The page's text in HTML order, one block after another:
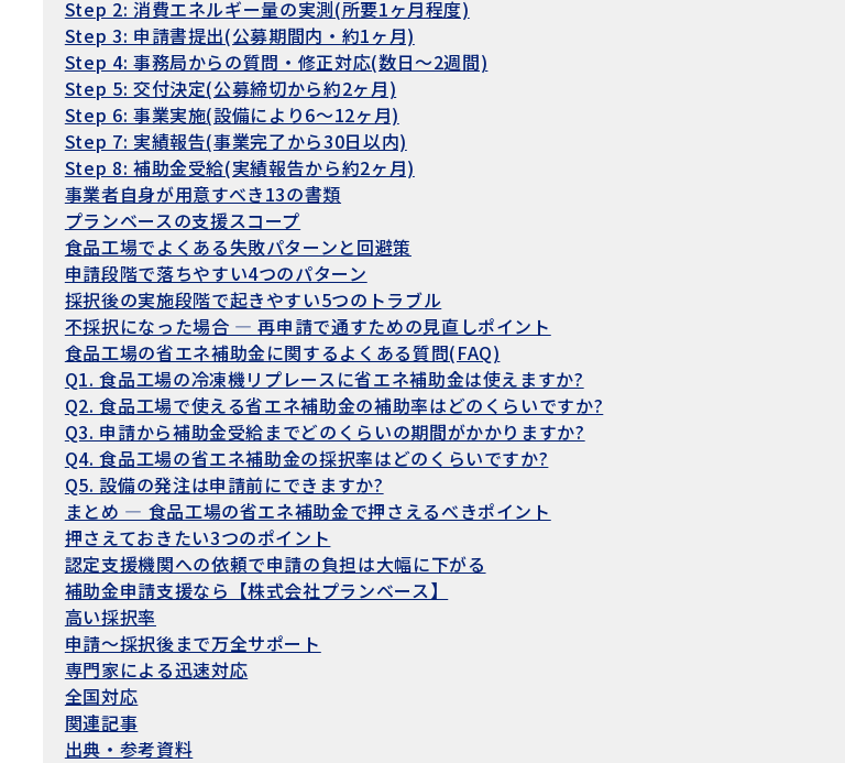
Step 2: 消費エネルギー量の実測(所要1ヶ月程度)
Step 3: 申請書提出(公募期間内・約1ヶ月)
Step 4: 事務局からの質問・修正対応(数日〜2週間)
Step 5: 交付決定(公募締切から約2ヶ月)
Step 6: 事業実施(設備により6〜12ヶ月)
Step 7: 実績報告(事業完了から30日以内)
Step 8: 補助金受給(実績報告から約2ヶ月)
事業者自身が用意すべき13の書類
プランベースの支援スコープ
食品工場でよくある失敗パターンと回避策
申請段階で落ちやすい4つのパターン
採択後の実施段階で起きやすい5つのトラブル
不採択になった場合 — 再申請で通すための見直しポイント
食品工場の省エネ補助金に関するよくある質問(FAQ)
Q1. 食品工場の冷凍機リプレースに省エネ補助金は使えますか?
Q2. 食品工場で使える省エネ補助金の補助率はどのくらいですか?
Q3. 申請から補助金受給までどのくらいの期間がかかりますか?
Q4. 食品工場の省エネ補助金の採択率はどのくらいですか?
Q5. 設備の発注は申請前にできますか?
まとめ — 食品工場の省エネ補助金で押さえるべきポイント
押さえておきたい3つのポイント
認定支援機関への依頼で申請の負担は大幅に下がる
補助金申請支援なら【株式会社プランベース】
高い採択率
申請〜採択後まで万全サポート
専門家による迅速対応
全国対応
関連記事
出典・参考資料